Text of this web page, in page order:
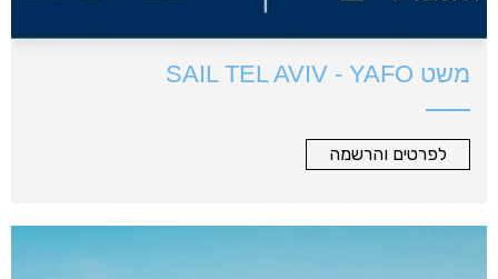
משט SAIL TEL AVIV - YAFO
לפרטים והרשמה